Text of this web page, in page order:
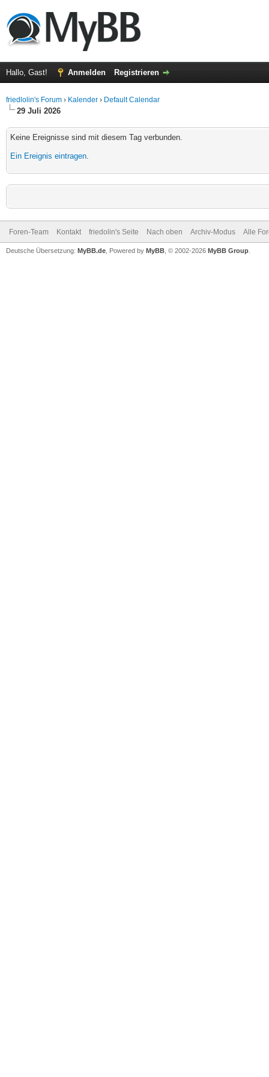
Hallo, Gast! Anmelden Registrieren
friedlolin's Forum › Kalender › Default Calendar
29 Juli 2026
Keine Ereignisse sind mit diesem Tag verbunden.
Ein Ereignis eintragen.
Foren-Team Kontakt friedolin's Seite Nach oben Archiv-Modus Alle
Deutsche Übersetzung: MyBB.de , Powered by MyBB , © 2002-2026 MyBB Group